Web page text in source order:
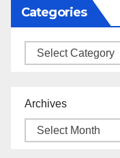
Categories
Categories
Archives